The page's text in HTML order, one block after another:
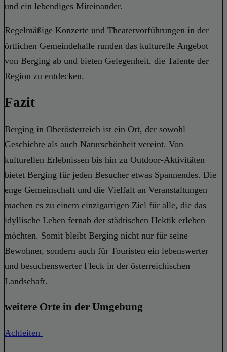
und ein lebendiges Miteinander.
Regelmäßige Konzerte und Theatervorführungen in der
örtlichen Gemeindehalle runden das kulturelle Angebot
von Berging ab und bieten Gelegenheit, die Talente der
Region zu entdecken.
Fazit
Berging in Oberösterreich ist ein Ort, der sowohl
Geschichte als auch Naturschönheit vereint. Von
kulturellen Erlebnissen bis hin zu Outdoor-Aktivitäten
bietet Berging für jeden Besucher etwas Spannendes. Die
enge Gemeinschaft und die Vielfalt an Veranstaltungen
machen es zu einem einzigartigen Ziel für alle, die das
idyllische Leben fernab der städtischen Hektik erleben
möchten. Somit bleibt Berging nicht nur für seine
Bewohner, sondern auch für Touristen ein lebenswerter
und besuchenswerter Fleck in der österreichischen
Landschaft.
weitere Orte in der Umgebung
Achleiten